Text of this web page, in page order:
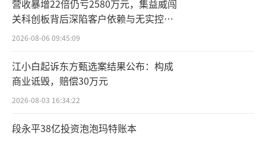
营收暴增22倍仍亏2580万元，集益威闯
关科创板背后深陷客户依赖与无实控人
困局
2026-08-06 09:45:09
江小白起诉东方甄选案结果公布：构成
商业诋毁，赔偿30万元
2026-08-03 16:34:22
段永平38亿投资泡泡玛特账本